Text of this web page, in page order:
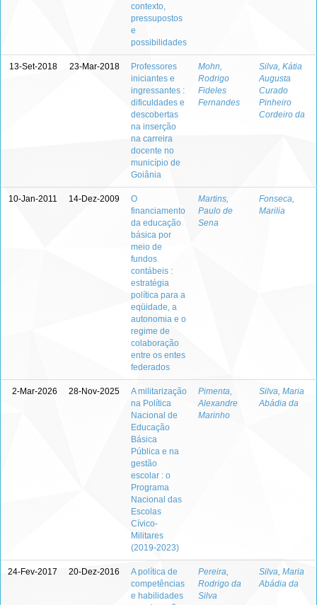
contexto,
pressupostos
e
possibilidades
13-Set-2018 23-Mar-2018
Professores
iniciantes e
ingressantes :
dificuldades e
descobertas
na inserção
na carreira
docente no
município de
Goiânia
Mohn,
Rodrigo
Fideles
Fernandes
Silva, Kátia
Augusta
Curado
Pinheiro
Cordeiro da
10-Jan-2011 14-Dez-2009
O
financiamento
da educação
básica por
meio de
fundos
contábeis :
estratégia
política para a
eqüidade, a
autonomia e o
regime de
colaboração
entre os entes
federados
Martins,
Paulo de
Sena
Fonseca,
Marilia
2-Mar-2026 28-Nov-2025
A militarização
na Política
Nacional de
Educação
Básica
Pública e na
gestão
escolar : o
Programa
Nacional das
Escolas
Cívico-
Militares
(2019-2023)
Pimenta,
Alexandre
Marinho
Silva, Maria
Abádia da
24-Fev-2017 20-Dez-2016
A política de
competências
e habilidades
Pereira,
Rodrigo da
Silva
Silva, Maria
Abádia da